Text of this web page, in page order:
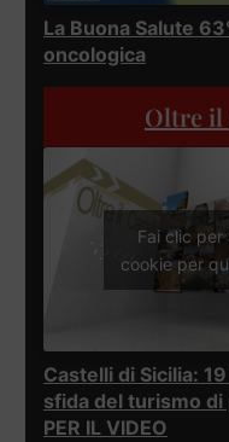
La Buona Salute
oncologica
Oltre il
Fai clic
cookie per
Castelli di Sicilia:
sfida del turismo di
PER IL VIDEO